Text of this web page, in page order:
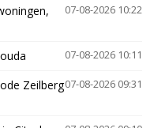
07-08-2026 10:22
07-08-2026 10:11
07-08-2026 09:31
Zeilberg